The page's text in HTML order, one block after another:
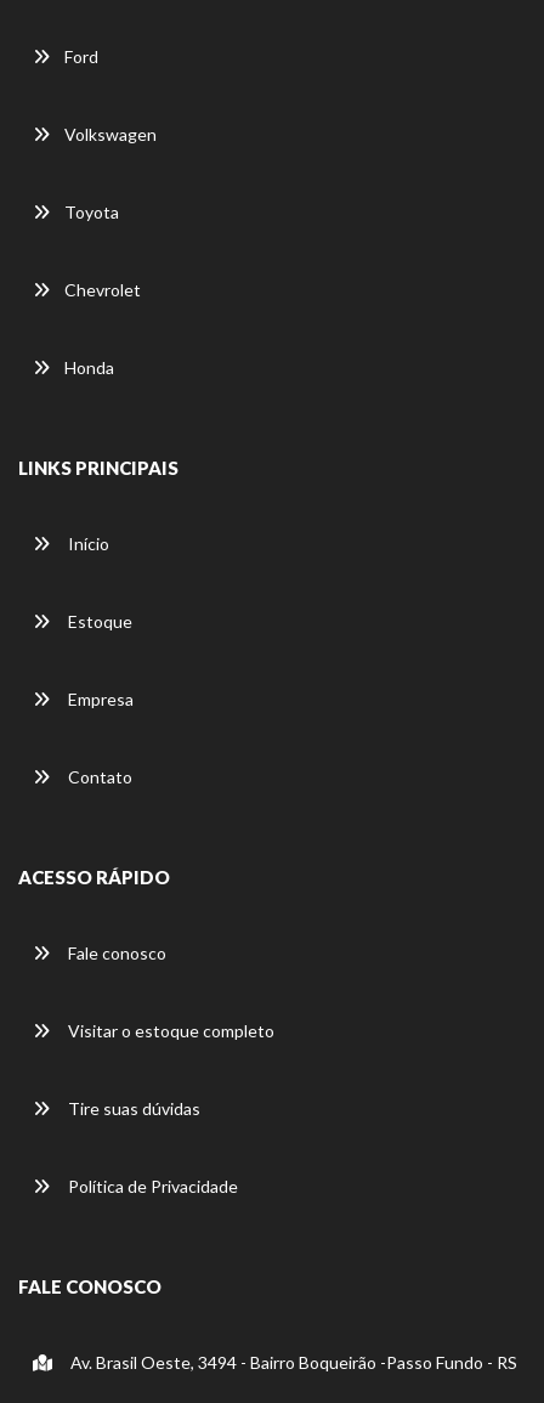
Ford
Volkswagen
Toyota
Chevrolet
Honda
LINKS PRINCIPAIS
Início
Estoque
Empresa
Contato
ACESSO RÁPIDO
Fale conosco
Visitar o estoque completo
Tire suas dúvidas
Política de Privacidade
FALE CONOSCO
Av. Brasil Oeste, 3494 - Bairro Boqueirão -Passo Fundo - RS